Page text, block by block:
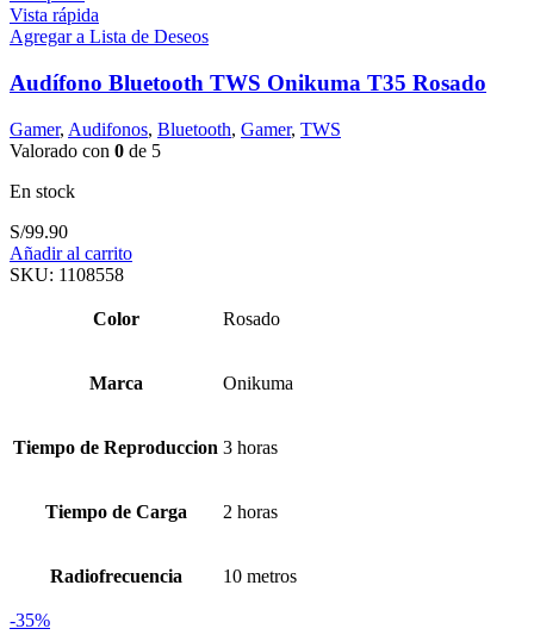
Vista rápida
Agregar a Lista de Deseos
Audífono Bluetooth TWS Onikuma T35 Rosado
Gamer, Audifonos, Bluetooth, Gamer, TWS
Valorado con 0 de 5
En stock
S/99.90
Añadir al carrito
SKU: 1108558
Color Rosado
Marca Onikuma
Tiempo de Reproduccion 3 horas
Tiempo de Carga 2 horas
Radiofrecuencia 10 metros
-35%